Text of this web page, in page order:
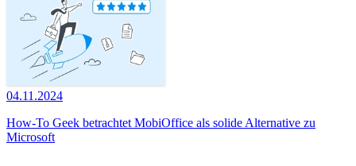
04.11.2024
How-To Geek betrachtet MobiOffice als solide Alternative zu
Microsoft